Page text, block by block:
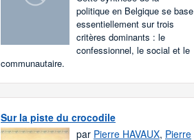
politique en Belgique se base
essentiellement sur trois
critères dominants : le
confessionnel, le social et le
communautaire.
Sur la piste du crocodile
par Pierre HAVAUX, Pierre